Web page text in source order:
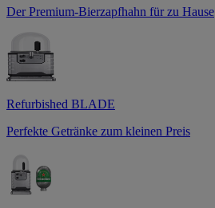
Der Premium-Bierzapfhahn für zu Hause
Refurbished BLADE
Perfekte Getränke zum kleinen Preis